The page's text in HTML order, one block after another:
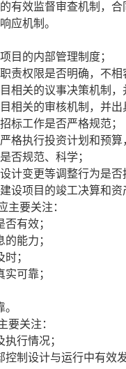
有效监督审查机制，
应机制。
目的内部管理制度；
责权限是否明确，不
相关的议事决策机制
相关的审核机制，并
标工作是否严格规范；
格执行投资计划和预
否规范、科学；
计变更等调整行为是
设项目的竣工决算和
主要关注：
有效；
能力；
；
可靠；
要关注：
行情况；
控制设计与运行中有效